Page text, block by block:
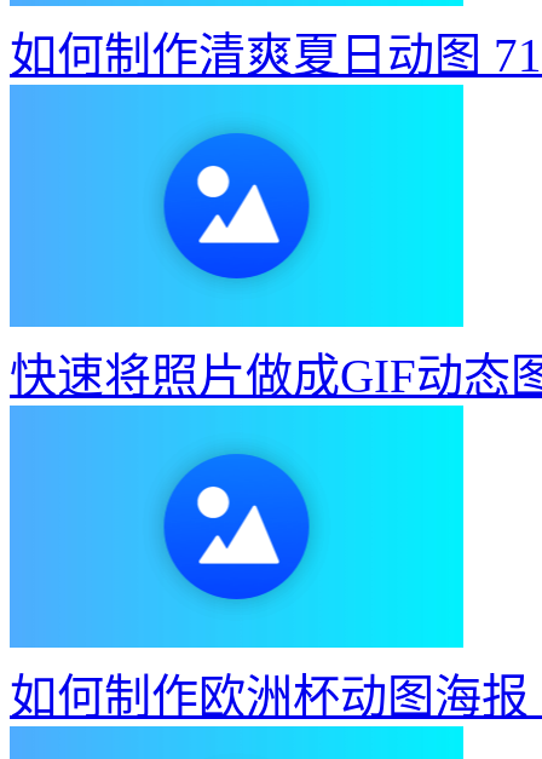
如何制作清爽夏日动图
快速将照片做成GIF动态
如何制作欧洲杯动图海报